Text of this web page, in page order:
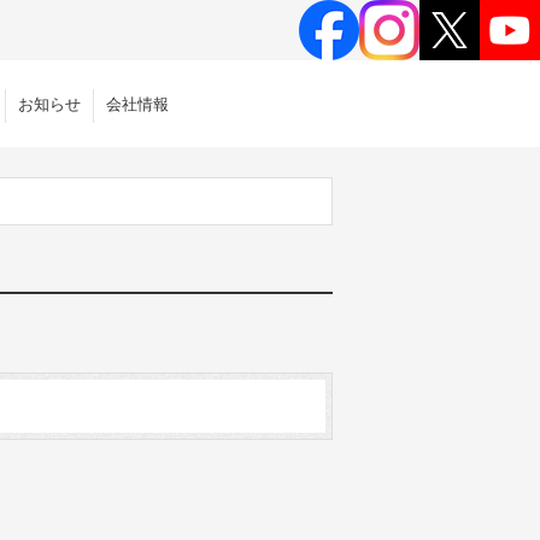
お知らせ 会社情報